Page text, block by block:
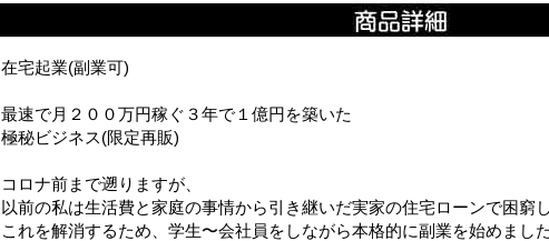
在宅起業(副業可)
最速で月２００万円稼ぐ３年で１億円を築いた
極秘ビジネス(限定再販)
コロナ前まで遡りますが、
以前の私は生活費と家庭の事情から引き継いだ実家の住宅ローンで困窮し
これを解消するため、学生〜会社員をしながら本格的に副業を始めました